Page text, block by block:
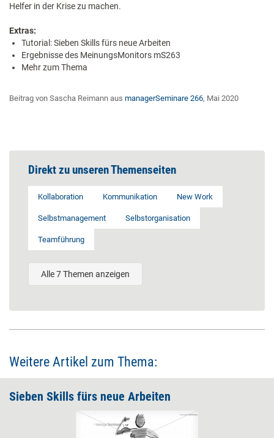
Helfer in der Krise zu machen.
Extras:
Tutorial: Sieben Skills fürs neue ­Arbeiten
Ergebnisse des MeinungsMonitors mS263
Mehr zum Thema
Beitrag von Sascha Reimann aus managerSeminare 266, Mai 2020
Direkt zu unseren Themenseiten
Kollaboration Kommunikation New Work
Selbstmanagement Selbstorganisation
Teamführung
Alle 7 Themen anzeigen
Weitere Artikel zum Thema:
Sieben Skills fürs neue Arbeiten